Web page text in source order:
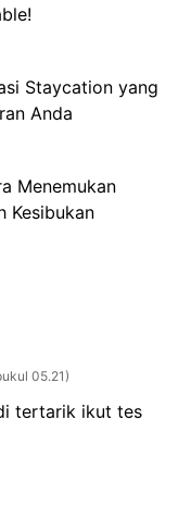
Staycation yang
Anda
Menemukan
Kesibukan
05.21
tertarik ikut tes